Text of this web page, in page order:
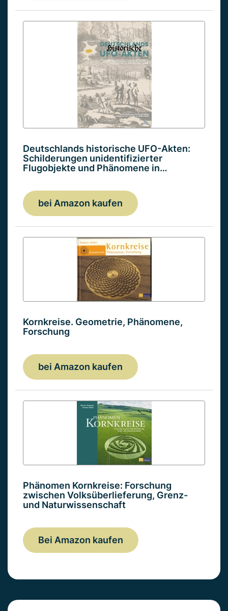
Deutschlands historische UFO-Akten:
Schilderungen unidentifizierter
Flugobjekte und Phänomene in…
bei Amazon kaufen
Kornkreise. Geometrie, Phänomene,
Forschung
bei Amazon kaufen
Phänomen Kornkreise: Forschung
zwischen Volksüberlieferung, Grenz-
und Naturwissenschaft
Bei Amazon kaufen